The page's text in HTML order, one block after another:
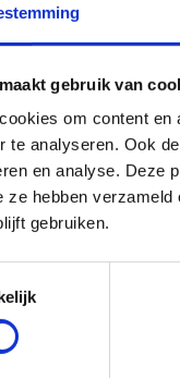
gebruik van
om content
te analyseren. Ook
en analyse. Deze
ze hebben
gebruiken.